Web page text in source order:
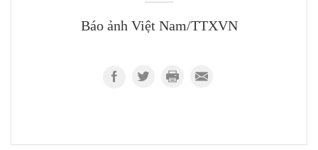
Báo ảnh Việt Nam/TTXVN